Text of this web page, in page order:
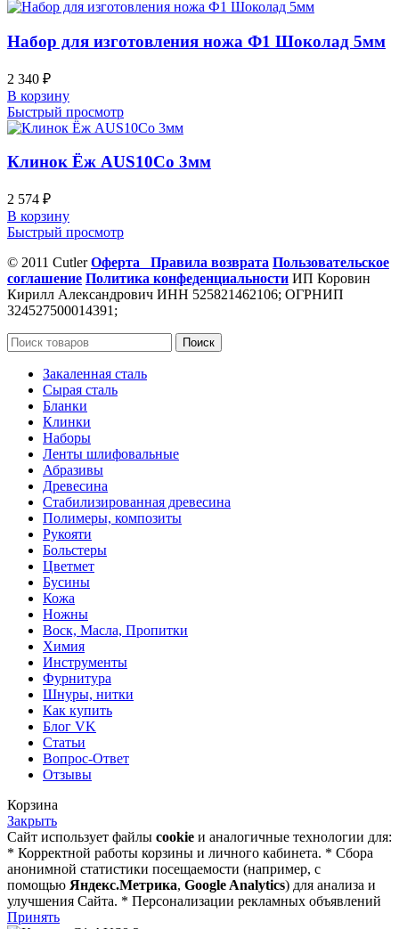
Набор для изготовления ножа Ф1 Шоколад 5мм
2 340 ₽
В корзину
Быстрый просмотр
Клинок Ёж AUS10Co 3мм
2 574 ₽
В корзину
Быстрый просмотр
© 2011 CutlerОферта Правила возврата Пользовательское
соглашение Политика конфеденциальности ИП Коровин
Кирилл Александрович ИНН 525821462106; ОГРНИП
324527500014391;
Поиск
Закаленная сталь
Сырая сталь
Бланки
Клинки
Наборы
Ленты шлифовальные
Абразивы
Древесина
Стабилизированная древесина
Полимеры, композиты
Рукояти
Больстеры
Цветмет
Бусины
Кожа
Ножны
Воск, Масла, Пропитки
Химия
Инструменты
Фурнитура
Шнуры, нитки
Как купить
Блог VK
Статьи
Вопрос-Ответ
Отзывы
Корзина
Закрыть
Сайт использует файлы cookie и аналогичные технологии для:
* Корректной работы корзины и личного кабинета. * Сбора
анонимной статистики посещаемости (например, с
помощью Яндекс.Метрика, Google Analytics) для анализа и
улучшения Сайта. * Персонализации рекламных объявлений
Принять